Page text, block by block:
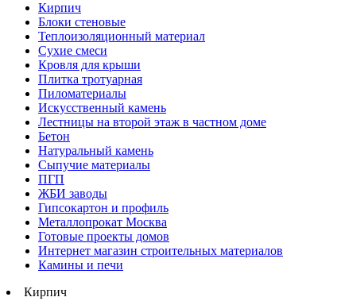
Кирпич
Блоки стеновые
Теплоизоляционный материал
Сухие смеси
Кровля для крыши
Плитка тротуарная
Пиломатериалы
Искусственный камень
Лестницы на второй этаж в частном доме
Бетон
Натуральный камень
Сыпучие материалы
ПГП
ЖБИ заводы
Гипсокартон и профиль
Металлопрокат Москва
Готовые проекты домов
Интернет магазин строительных материалов
Камины и печи
Кирпич